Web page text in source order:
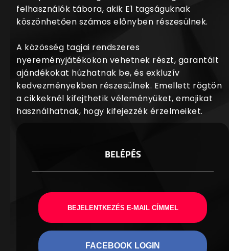
felhasználók tábora, akik E1 tagságuknak
köszönhetően számos előnyben részesülnek.
A közösség tagjai rendszeres
nyereményjátékokon vehetnek részt, garantált
ajándékokat húzhatnak be, és exkluzív
kedvezményekben részesülnek. Emellett rögtön
a cikkeknél kifejthetik véleményüket, emojikat
használhatnak, hogy kifejezzék érzelmeiket.
BELÉPÉS
BEJELENTKEZÉS E-MAIL CÍMMEL
FACEBOOK LOGIN